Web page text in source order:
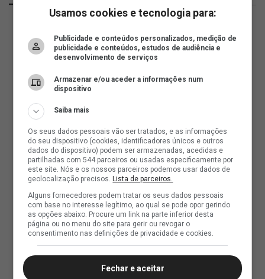
Usamos cookies e tecnologia para:
Publicidade e conteúdos personalizados, medição de
publicidade e conteúdos, estudos de audiência e
desenvolvimento de serviços
Armazenar e/ou aceder a informações num
dispositivo
Saiba mais
Os seus dados pessoais vão ser tratados, e as informações
do seu dispositivo (cookies, identificadores únicos e outros
dados do dispositivo) podem ser armazenadas, acedidas e
partilhadas com 544 parceiros ou usadas especificamente por
este site. Nós e os nossos parceiros podemos usar dados de
geolocalização precisos.Lista de parceiros.
Alguns fornecedores podem tratar os seus dados pessoais
com base no interesse legítimo, ao qual se pode opor gerindo
as opções abaixo. Procure um link na parte inferior desta
página ou no menu do site para gerir ou revogar o
consentimento nas definições de privacidade e cookies.
Fechar e aceitar